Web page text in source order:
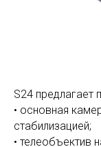
S24
• основная
стабилизацией;
• телеобъектив